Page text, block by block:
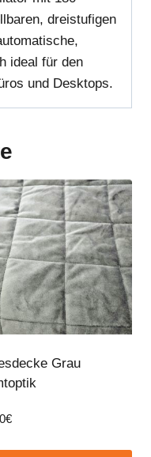
dreistufigen
ideal für den
und Desktops.
Grau
€